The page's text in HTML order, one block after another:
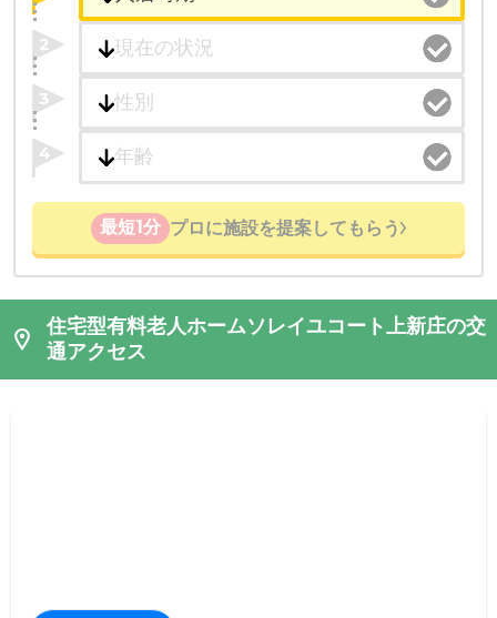
2
3
4
最短1分 プロに施設を提案してもらう
住宅型有料老人ホームソレイユコート上新庄の交
通アクセス